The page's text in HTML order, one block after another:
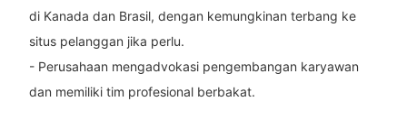
di Kanada dan Brasil, dengan kemungkinan terbang ke
situs pelanggan jika perlu.
- Perusahaan mengadvokasi pengembangan karyawan
dan memiliki tim profesional berbakat.